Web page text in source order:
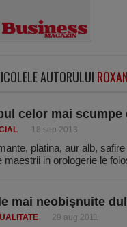
AUTORULUI
celor mai scumpe
18 sep 2013
platina, aur alb,
maestrii in orologerie le
mai neobişnuite
29 aug 2011